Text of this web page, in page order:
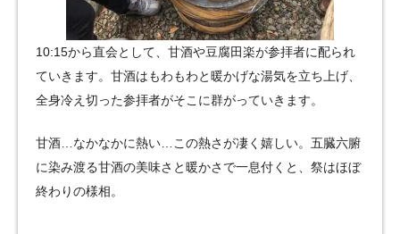
10:15から直会として、甘酒や豆腐田楽が参拝者に配られ
ていきます。甘酒はもわもわと暖かげな湯気を立ち上げ、
全身冷え切った参拝者がそこに群がっていきます。
甘酒…なかなかに熱い…この熱さが凄く嬉しい。五臓六腑
に染み渡る甘酒の美味さと暖かさで一息付くと、祭はほぼ
終わりの様相。